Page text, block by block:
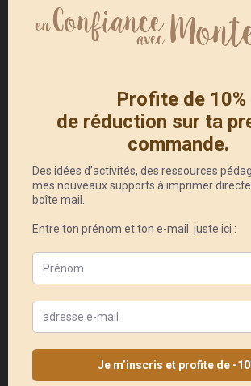
respectée. Par exemple, le « f
peine plus grand que le « l ».
grosses. Je vous met en
comparaison les lettres
aux « normes Montessori ».
De plus, certaines lettres